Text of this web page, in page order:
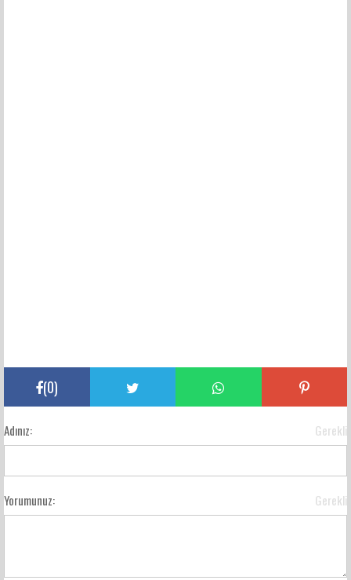
(0)
Adınız: Gerekli
Yorumunuz: Gerekli